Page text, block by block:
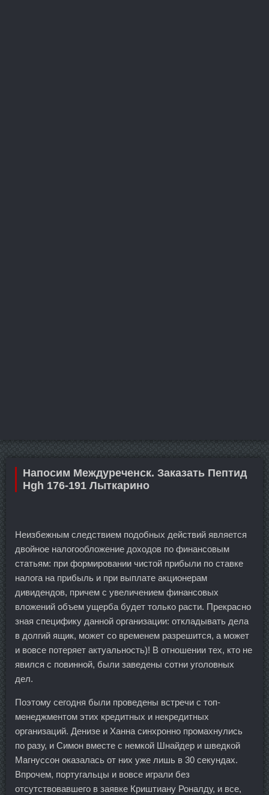
Напосим Междуреченск. Заказать Пептид
Hgh 176-191 Лыткарино
Неизбежным следствием подобных действий является
двойное налогообложение доходов по финансовым
статьям: при формировании чистой прибыли по ставке
налога на прибыль и при выплате акционерам
дивидендов, причем с увеличением финансовых
вложений объем ущерба будет только расти. Прекрасно
зная специфику данной организации: откладывать дела
в долгий ящик, может со временем разрешится, а может
и вовсе потеряет актуальность)! В отношении тех, кто не
явился с повинной, были заведены сотни уголовных
дел.
Поэтому сегодня были проведены встречи с топ-
менеджментом этих кредитных и некредитных
организаций. Денизе и Ханна синхронно промахнулись
по разу, и Симон вместе с немкой Шнайдер и шведкой
Магнуссон оказалась от них уже лишь в 30 секундах.
Впрочем, португальцы и вовсе играли без
отсутствовавшего в заявке Криштиану Роналду, и все,